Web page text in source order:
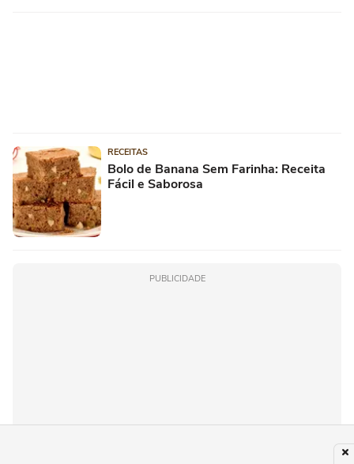
RECEITAS
Bolo de Banana Sem Farinha: Receita
Fácil e Saborosa
PUBLICIDADE